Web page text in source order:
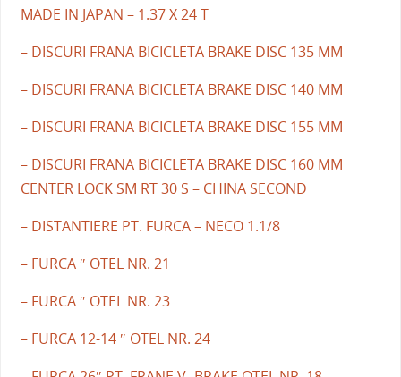
MADE IN JAPAN – 1.37 X 24 T
– DISCURI FRANA BICICLETA BRAKE DISC 135 MM
– DISCURI FRANA BICICLETA BRAKE DISC 140 MM
– DISCURI FRANA BICICLETA BRAKE DISC 155 MM
– DISCURI FRANA BICICLETA BRAKE DISC 160 MM
CENTER LOCK SM RT 30 S – CHINA SECOND
– DISTANTIERE PT. FURCA – NECO 1.1/8
– FURCA ″ OTEL NR. 21
– FURCA ″ OTEL NR. 23
– FURCA 12-14 ″ OTEL NR. 24